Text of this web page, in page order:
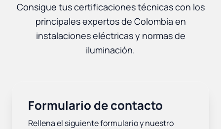
Consigue tus certificaciones técnicas con los
principales expertos de Colombia en
instalaciones eléctricas y normas de
iluminación.
Formulario de contacto
Rellena el siguiente formulario y nuestro